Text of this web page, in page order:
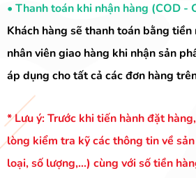
• Thanh toán khi nhận hàng (COD -
Khách hàng sẽ thanh toán bằng
nhân viên giao hàng khi nhận sản
áp dụng cho tất cả các đơn hàng
* Lưu ý: Trước khi tiến hành đặt
lòng kiểm tra kỹ các thông tin về
loại, số lượng,…) cùng với số tiền